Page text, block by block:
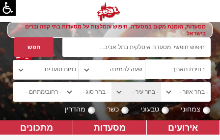
מסעדות, הזמנת מקום במסעדה, חיפוש והמלצות על מסעדות בתי קפה וברים
בישראל
צמחוני טבעוני כשר מהדרין
אירועים מסעדות מתכונים